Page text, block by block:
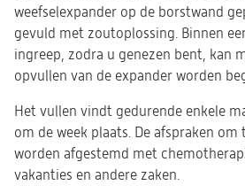
weefselexpander op de borstwand
gevuld met zoutoplossing. Binnen
ingreep, zodra u genezen bent, kan
opvullen van de expander worden
Het vullen vindt gedurende enkele
om de week plaats. De afspraken om
worden afgestemd met
vakanties en andere zaken.